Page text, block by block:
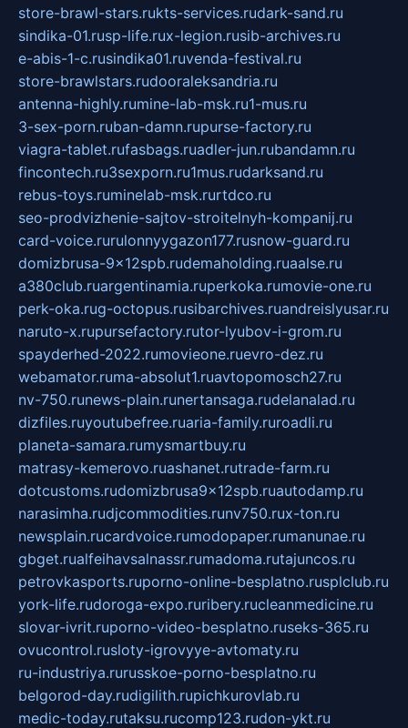
store-brawl-stars.rukts-services.rudark-sand.ru
sindika-01.rusp-life.rux-legion.rusib-archives.ru
e-abis-1-c.rusindika01.ruvenda-festival.ru
store-brawlstars.rudooraleksandria.ru
antenna-highly.rumine-lab-msk.ru1-mus.ru
3-sex-porn.ruban-damn.rupurse-factory.ru
viagra-tablet.rufasbags.ruadler-jun.rubandamn.ru
fincontech.ru3sexporn.ru1mus.rudarksand.ru
rebus-toys.ruminelab-msk.rurtdco.ru
seo-prodvizhenie-sajtov-stroitelnyh-kompanij.ru
card-voice.rurulonnyygazon177.rusnow-guard.ru
domizbrusa-9x12spb.rudemaholding.ruaalse.ru
a380club.ruargentinamia.ruperkoka.rumovie-one.ru
perk-oka.rug-octopus.rusibarchives.ruandreislyusar.ru
naruto-x.rupursefactory.rutor-lyubov-i-grom.ru
spayderhed-2022.rumovieone.ruevro-dez.ru
webamator.ruma-absolut1.ruavtopomosch27.ru
nv-750.runews-plain.runertansaga.rudelanalad.ru
dizfiles.ruyoutubefree.ruaria-family.ruroadli.ru
planeta-samara.rumysmartbuy.ru
matrasy-kemerovo.ruashanet.rutrade-farm.ru
dotcustoms.rudomizbrusa9x12spb.ruautodamp.ru
narasimha.rudjcommodities.runv750.rux-ton.ru
newsplain.rucardvoice.rumodopaper.rumanunae.ru
gbget.rualfeihavsalnassr.rumadoma.rutajuncos.ru
petrovkasports.ruporno-online-besplatno.rusplclub.ru
york-life.rudoroga-expo.ruribery.rucleanmedicine.ru
slovar-ivrit.ruporno-video-besplatno.ruseks-365.ru
ovucontrol.rusloty-igrovyye-avtomaty.ru
ru-industriya.rurusskoe-porno-besplatno.ru
belgorod-day.rudigilith.rupichkurovlab.ru
medic-today.rutaksu.rucomp123.rudon-ykt.ru